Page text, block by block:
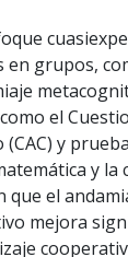
grupos,
el
y
y la
que el
mejora